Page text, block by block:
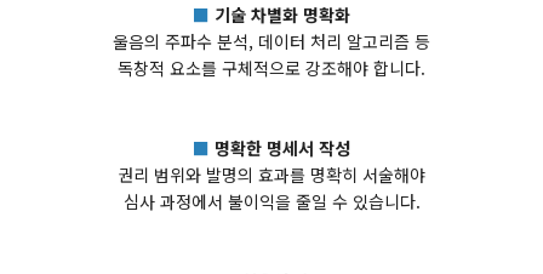
■ 기술 차별화 명확화
울음의 주파수 분석, 데이터 처리 알고리즘 등
독창적 요소를 구체적으로 강조해야 합니다.
■ 명확한 명세서 작성
권리 범위와 발명의 효과를 명확히 서술해야
심사 과정에서 불이익을 줄일 수 있습니다.